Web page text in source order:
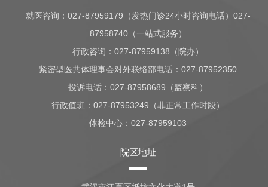
就医咨询： 027-87959179（发热门诊24小时咨询电话）027-
87958740（一站式服务）
行政咨询：027-87959138（院办）
紧密型医共体理事会对外联络部电话：027-87952350
投诉电话：027-87958689（监察科）
行政值班：027-87953249（非正常工作时段）
体检中心：027-87959103
院区地址